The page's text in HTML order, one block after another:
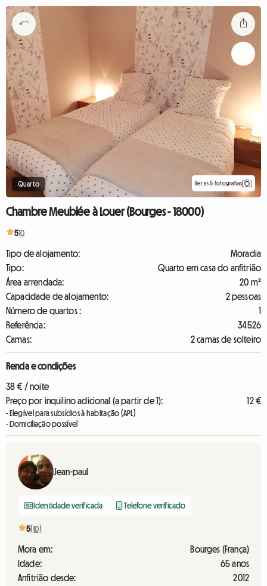
Quarto Ver as 5 fotografias
Chambre Meublée à Louer (Bourges - 18000)
510
Tipo de alojamento:
Moradia
Tipo:
Quarto em casa do anfitrião
Área arrendada:
20 m²
Capacidade de alojamento:
2 pessoas
Número de quartos :
1
Referência:
34526
Camas:
2 camas de solteiro
Renda e condições
38 € / noite
Preço por inquilino adicional (a partir de 1):
12 €
- Elegível para subsídios à habitação (APL)
- Domiciliação possível
Jean-paul
Identidade verificada Telefone verificado
5(10)
Mora em:
Bourges (França)
Idade:
65 anos
Anfitrião desde:
2012